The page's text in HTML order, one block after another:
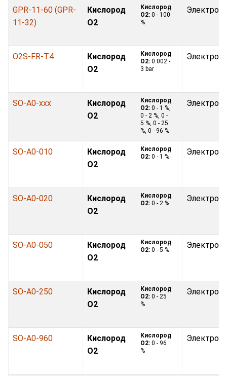
GPR-11-60 (GPR-
11-32)
Кислород
O2
Кислород
O2: 0 - 100
%
O2S-FR-T4
Кислород
O2
Кислород
O2: 0.002 -
3 bar
SO-A0-xxx
Кислород
O2
Кислород
O2: 0 - 1 %,
0 - 2 %, 0 -
5 %, 0 - 25
%, 0 - 96 %
SO-A0-010
Кислород
O2
Кислород
O2: 0 - 1 %
SO-A0-020
Кислород
O2
Кислород
O2: 0 - 2 %
SO-A0-050
Кислород
O2
Кислород
O2: 0 - 5 %
SO-A0-250
Кислород
O2
Кислород
O2: 0 - 25
%
SO-A0-960
Кислород
O2
Кислород
O2: 0 - 96
%